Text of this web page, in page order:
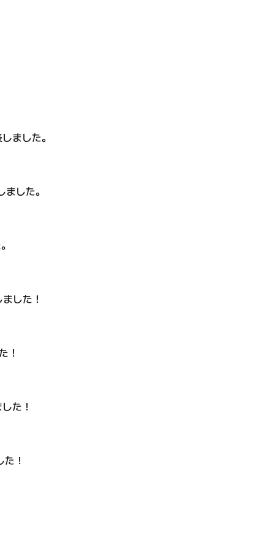
しました。
ました。
ました ！
！
た！
！